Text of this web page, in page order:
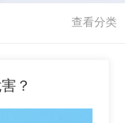
查看分类
？